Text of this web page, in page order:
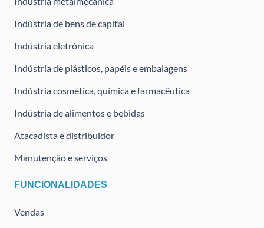
Indústria de bens de capital
Indústria eletrônica
Indústria de plásticos, papéis e embalagens
Indústria cosmética, química e farmacêutica
Indústria de alimentos e bebidas
Atacadista e distribuidor
Manutenção e serviços
FUNCIONALIDADES
Vendas